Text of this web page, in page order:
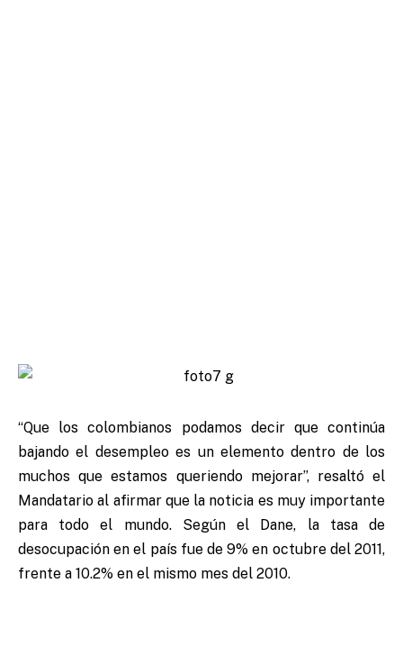
“Que los colombianos podamos decir que continúa
bajando el desempleo es un elemento dentro de los
muchos que estamos queriendo mejorar”, resaltó el
Mandatario al afirmar que la noticia es muy importante
para todo el mundo. Según el Dane, la tasa de
desocupación en el país fue de 9% en octubre del 2011,
frente a 10.2% en el mismo mes del 2010.